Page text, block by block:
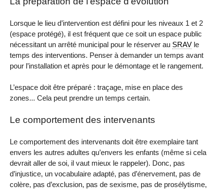
Lorsque le lieu d’intervention est défini pour les niveaux 1 et 2
(espace protégé), il est fréquent que ce soit un espace public
nécessitant un arrêté municipal pour le réserver au SRAV le
temps des interventions. Penser à demander un temps avant
pour l’installation et après pour le démontage et le rangement.
L’espace doit être préparé : traçage, mise en place des
zones... Cela peut prendre un temps certain.
Le comportement des intervenants
Le comportement des intervenants doit être exemplaire tant
envers les autres adultes qu’envers les enfants (même si cela
devrait aller de soi, il vaut mieux le rappeler). Donc, pas
d’injustice, un vocabulaire adapté, pas d’énervement, pas de
colère, pas d’exclusion, pas de sexisme, pas de prosélytisme,